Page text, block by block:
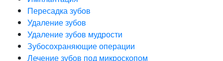
Пересадка зубов
Удаление зубов
Удаление зубов мудрости
Зубосохраняющие операции
Лечение зубов под микроскопом